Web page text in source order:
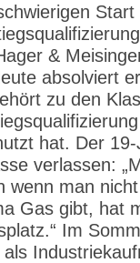
Start
&
absolviert
zu den
hat. Der
verlassen:
wenn man
Gas gibt, hat
Im